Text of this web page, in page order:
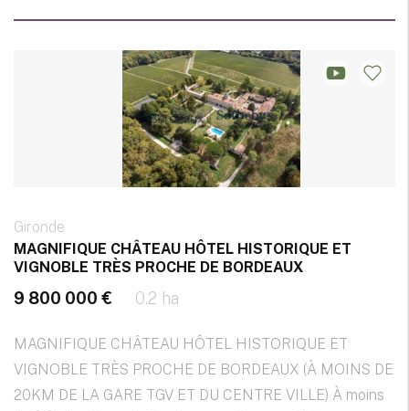
Gironde
MAGNIFIQUE CHÂTEAU HÔTEL HISTORIQUE ET
VIGNOBLE TRÈS PROCHE DE BORDEAUX
9 800 000 € 0.2 ha
MAGNIFIQUE CHÂTEAU HÔTEL HISTORIQUE ET
VIGNOBLE TRÈS PROCHE DE BORDEAUX (À MOINS DE
20KM DE LA GARE TGV ET DU CENTRE VILLE) À moins